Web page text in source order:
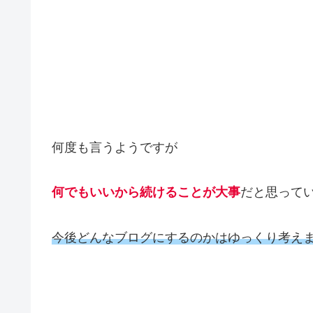
何度も言うようですが
何でもいいから続けることが大事だと思って
今後どんなブログにするのかはゆっくり考え